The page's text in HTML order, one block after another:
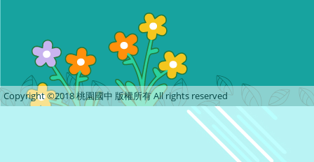
Copyright ©2018 桃園國中 版權所有 All rights reserved